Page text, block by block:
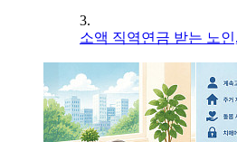
3.
소액 직역연금 받는 노